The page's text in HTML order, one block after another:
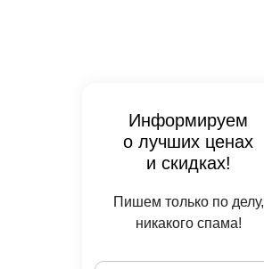
Информируем
о лучших ценах
и скидках!
Пишем только по делу,
никакого спама!